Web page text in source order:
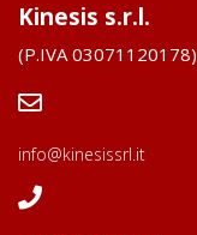
Kinesis s.r.l.
(P.IVA 03071120178)
info@kinesissrl.it